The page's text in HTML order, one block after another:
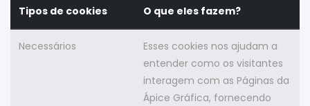
Tipos de cookies O que eles fazem?
Necessários
Esses cookies nos ajudam a
entender como os visitantes
interagem com as Páginas da
Ápice Gráfica, fornecendo